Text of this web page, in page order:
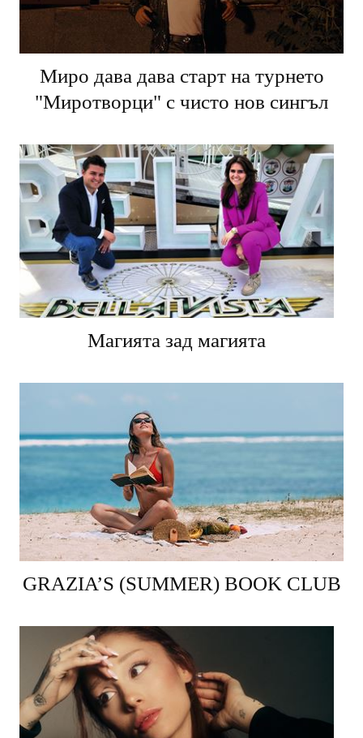
Миро дава дава старт на турнето
"Миротворци" с чисто нов сингъл
Магията зад магията
GRAZIA’S (SUMMER) BOOK CLUB